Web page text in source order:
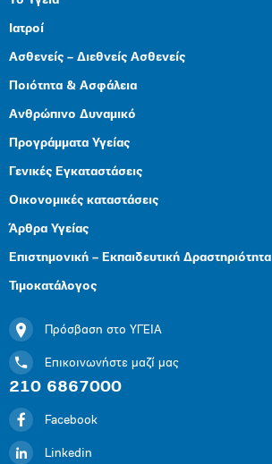
Ιατροί
Ασθενείς – Διεθνείς Ασθενείς
Ποιότητα & Ασφάλεια
Ανθρώπινο Δυναμικό
Προγράμματα Υγείας
Γενικές Εγκαταστάσεις
Οικονομικές καταστάσεις
Άρθρα Υγείας
Επιστημονική – Εκπαιδευτική Δραστηριότητα
Τιμοκατάλογος
Πρόσβαση στο ΥΓΕΙΑ
Επικοινωνήστε μαζί μας
210 6867000
Facebook
Linkedin